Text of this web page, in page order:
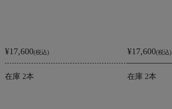
¥17,600(税込)
在庫 2本
¥17,600(税込)
在庫 2本